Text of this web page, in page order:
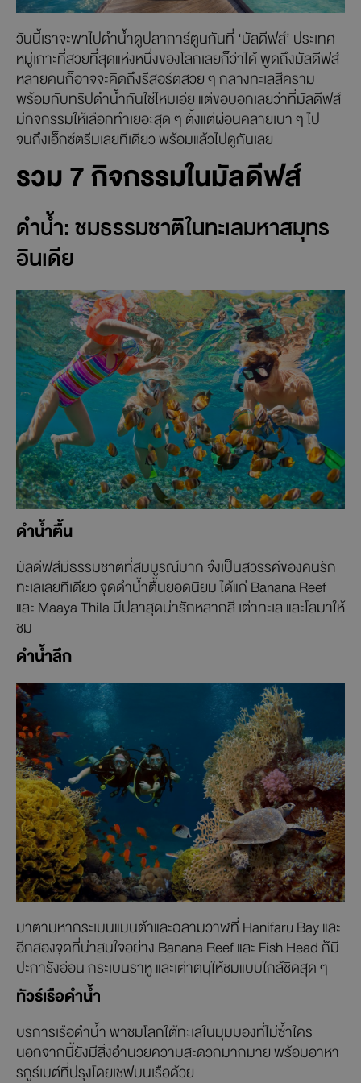
วันนี้เราจะพาไปดำน้ำดูปลาการ์ตูนกันที่ ‘มัลดีฟส์’ ประเทศ
หมู่เกาะที่สวยที่สุดแห่งหนึ่งของโลกเลยก็ว่าได้ พูดถึงมัลดีฟส์
หลายคนก็อาจจะคิดถึงรีสอร์ตสวย ๆ กลางทะเลสีคราม
พร้อมกับทริปดำน้ำกันใช่ไหมเอ่ย แต่ขอบอกเลยว่าที่มัลดีฟส์
มีกิจกรรมให้เลือกทำเยอะสุด ๆ ตั้งแต่ผ่อนคลายเบา ๆ ไป
จนถึงเอ็กซ์ตรีมเลยทีเดียว พร้อมแล้วไปดูกันเลย
รวม 7 กิจกรรมในมัลดีฟส์
ดำน้ำ: ชมธรรมชาติในทะเลมหาสมุทร
อินเดีย
ดำน้ำตื้น
มัลดีฟส์มีธรรมชาติที่สมบูรณ์มาก จึงเป็นสวรรค์ของคนรัก
ทะเลเลยทีเดียว จุดดำน้ำตื้นยอดนิยม ได้แก่ Banana Reef
และ Maaya Thila มีปลาสุดน่ารักหลากสี เต่าทะเล และโลมาให้
ชม
ดำน้ำลึก
มาตามหากระเบนแมนต้าและฉลามวาฬที่ Hanifaru Bay และ
อีกสองจุดที่น่าสนใจอย่าง Banana Reef และ Fish Head ก็มี
ปะการังอ่อน กระเบนราหู และเต่าตนุให้ชมแบบใกล้ชิดสุด ๆ
ทัวร์เรือดำน้ำ
บริการเรือดำน้ำ พาชมโลกใต้ทะเลในมุมมองที่ไม่ซ้ำใคร
นอกจากนี้ยังมีสิ่งอำนวยความสะดวกมากมาย พร้อม​​อาหา
รกูร์เมต์ที่ปรุงโดยเชฟบนเรือด้วย